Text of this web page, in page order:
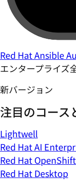
Red Hat Ansible
エンタープライズ
新バージョン
注目のコース
Lightwell
Red Hat AI
Red Hat
Red Hat Desktop